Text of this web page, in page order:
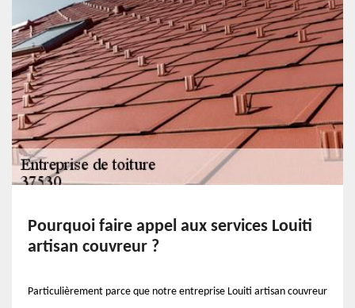
Pourquoi faire appel aux services Louiti
artisan couvreur ?
Particulièrement parce que notre entreprise Louiti artisan couvreur